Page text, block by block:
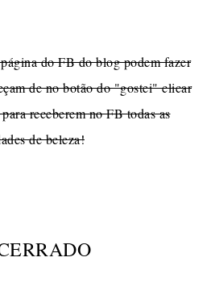
do FB do blog podem fazer
de no botão do "gostei" clicar
receberem no FB todas as
de beleza!